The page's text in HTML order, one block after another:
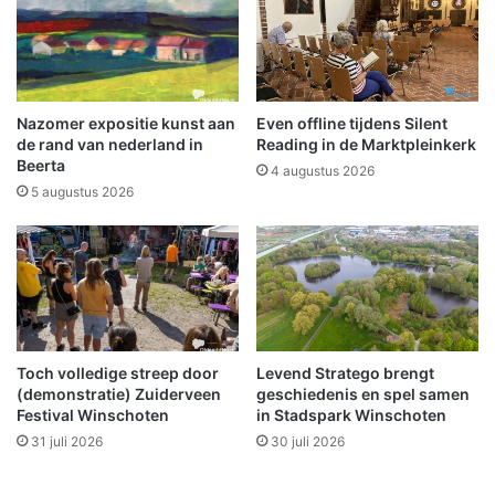
i
e
u
w
e
j
a
a
e
a
a
n
t
v
-
p
o
g
r
a
m
m
a
:
'
H
Nazomer expositie kunst aan
de rand van nederland in
Beerta
5 augustus 2026
Even offline tijdens Silent
Reading in de Marktpleinkerk
4 augustus 2026
Toch volledige streep door
(demonstratie) Zuiderveen
Festival Winschoten
31 juli 2026
Levend Stratego brengt
geschiedenis en spel samen
in Stadspark Winschoten
30 juli 2026